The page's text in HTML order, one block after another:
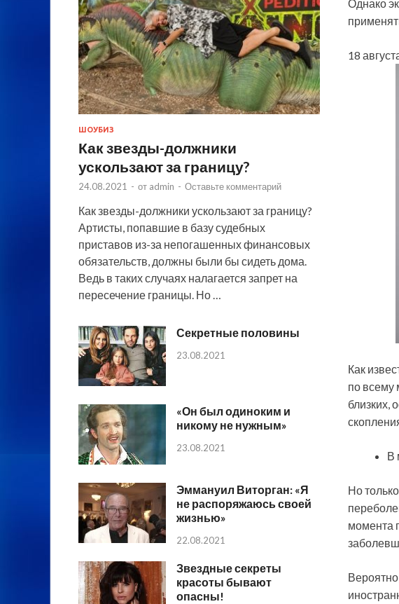
Однако
18
Как
по всему
близких,
В
Но
момента
ШОУБИЗ
Как звезды-должники
ускользают за границу?
24.08.2021 - от admin - Оставьте комментарий
Как звезды-должники ускользают за границу?
Артисты, попавшие в базу судебных
приставов из-за непогашенных финансовых
обязательств, должны были бы сидеть дома.
Ведь в таких случаях налагается запрет на
пересечение границы. Но …
Секретные половины
23.08.2021
«Он был одиноким и
никому не нужным»
23.08.2021
Эммануил Виторган: «Я
не распоряжаюсь своей
жизнью»
22.08.2021
Звездные секреты
красоты бывают
опасны!